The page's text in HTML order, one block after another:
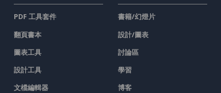
PDF 工具套件
翻頁書本
圖表工具
設計工具
文檔編輯器
書籍/幻燈片
設計/圖表
討論區
學習
博客